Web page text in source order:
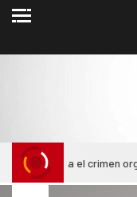
crimen organizado en el